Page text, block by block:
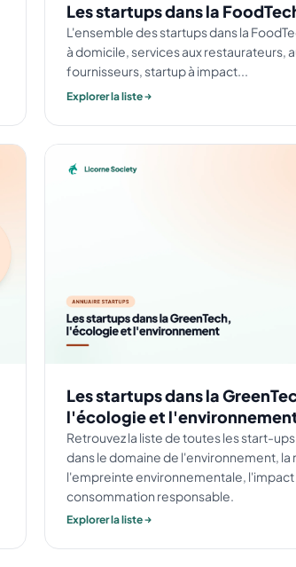
Les startups dans la
L'ensemble des startups dans la
à domicile, services aux restaurateurs,
fournisseurs, startup à impact...
Explorer la liste
Les startups dans la
l'écologie et
Retrouvez la liste de toutes les start-
dans le domaine de l'environnement, la
l'empreinte environnementale, l'impact
consommation responsable.
Explorer la liste